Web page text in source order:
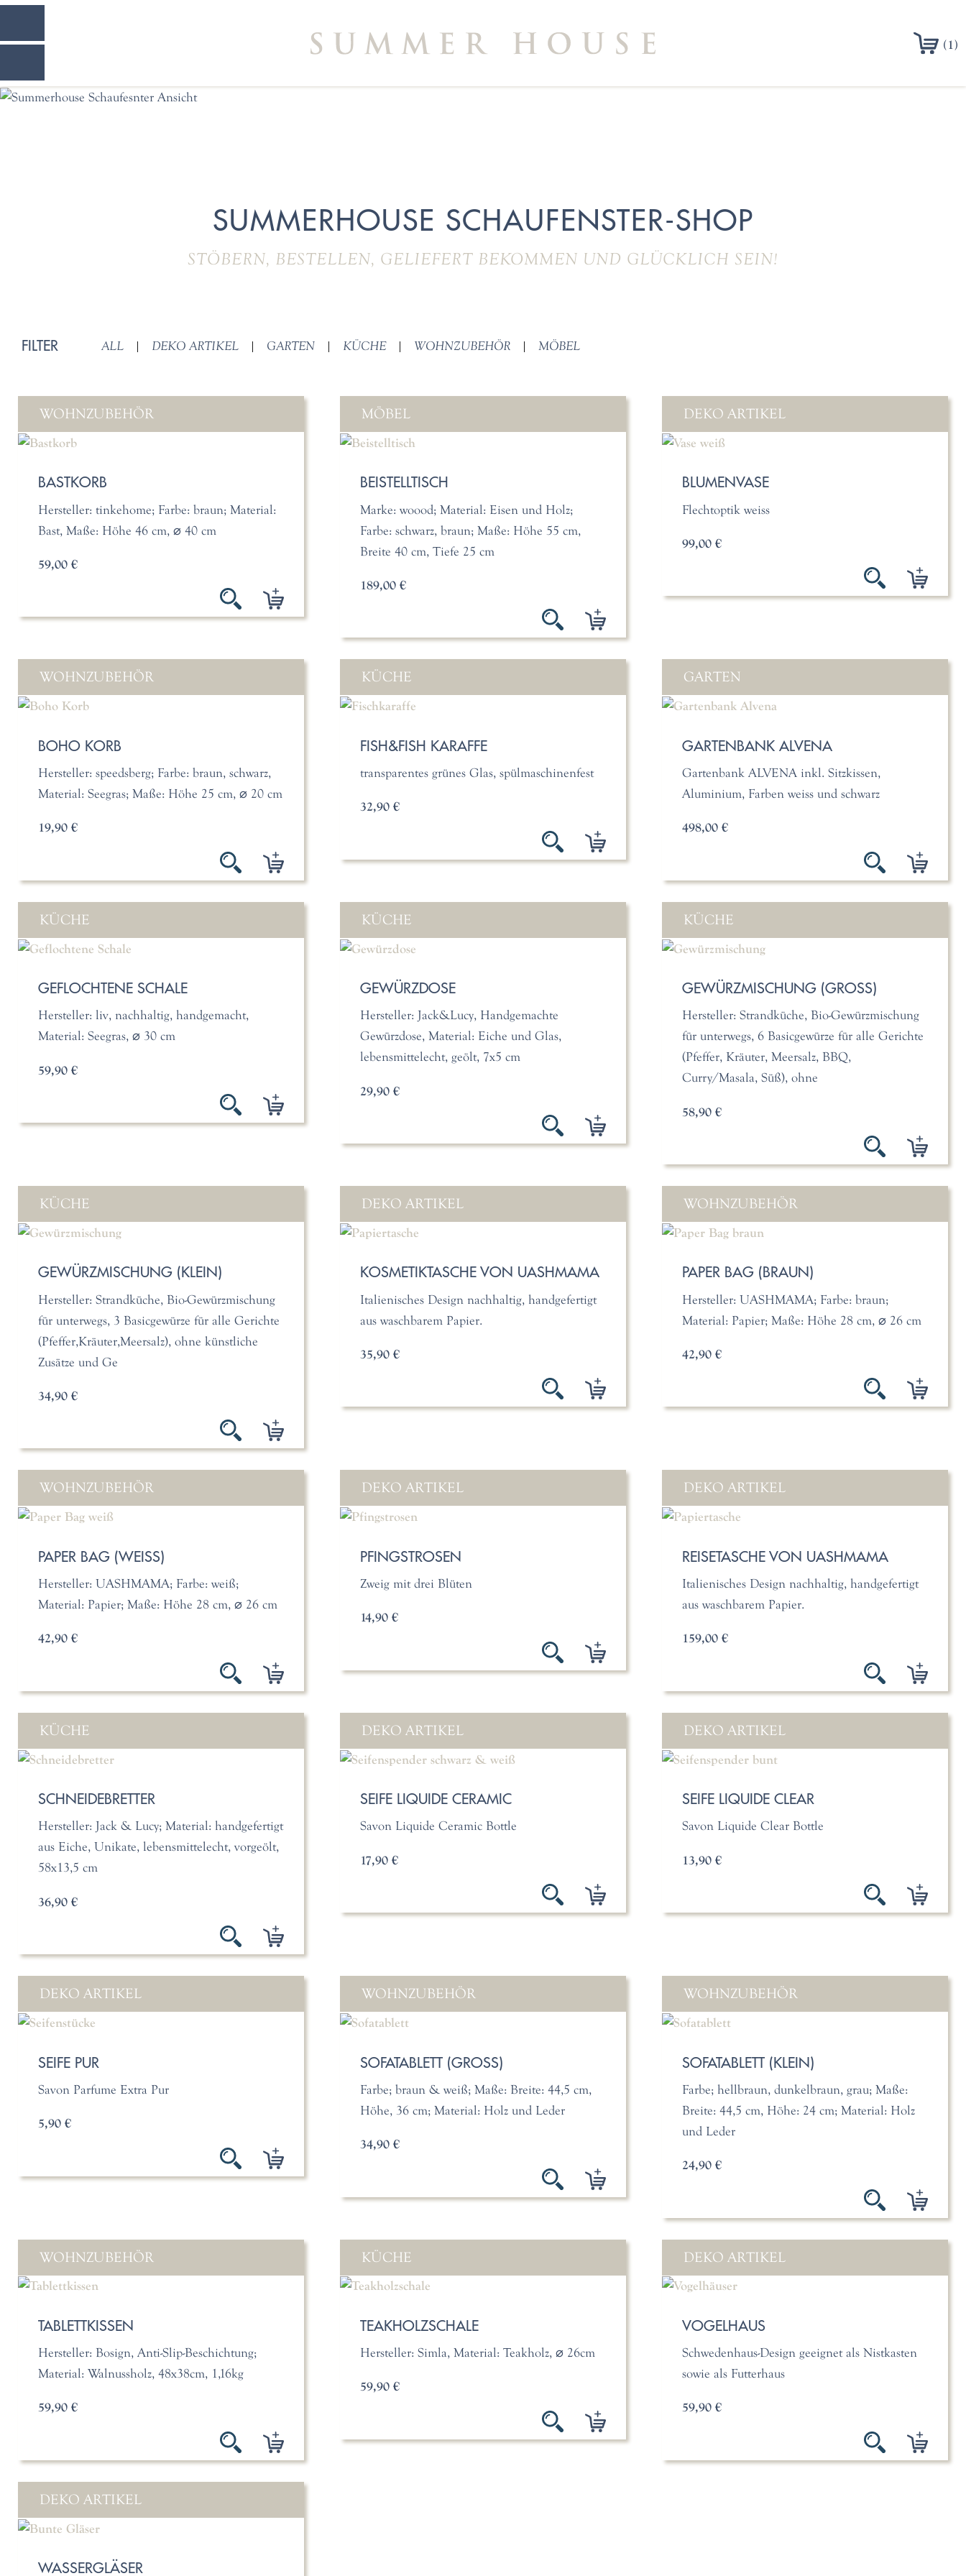
(1)
SUMMERHOUSE SCHAUFENSTER-SHOP
STÖBERN, BESTELLEN, GELIEFERT BEKOMMEN UND GLÜCKLICH SEIN!
FILTER ALL | DEKO ARTIKEL | GARTEN | KÜCHE | WOHNZUBEHÖR | MÖBEL
WOHNZUBEHÖR
BASTKORB
Hersteller: tinkehome; Farbe: braun; Material:
Bast, Maße: Höhe 46 cm, ⌀ 40 cm
59,00 €
MÖBEL
BEISTELLTISCH
Marke: woood; Material: Eisen und Holz;
Farbe: schwarz, braun; Maße: Höhe 55 cm,
Breite 40 cm, Tiefe 25 cm
189,00 €
DEKO ARTIKEL
BLUMENVASE
Flechtoptik weiss
99,00 €
WOHNZUBEHÖR
BOHO KORB
Hersteller: speedsberg; Farbe: braun, schwarz,
Material: Seegras; Maße: Höhe 25 cm, ⌀ 20 cm
19,90 €
KÜCHE
FISH&FISH KARAFFE
transparentes grünes Glas, spülmaschinenfest
32,90 €
GARTEN
GARTENBANK ALVENA
Gartenbank ALVENA inkl. Sitzkissen,
Aluminium, Farben weiss und schwarz
498,00 €
KÜCHE
GEFLOCHTENE SCHALE
Hersteller: liv, nachhaltig, handgemacht,
Material: Seegras, ⌀ 30 cm
59,90 €
KÜCHE
GEWÜRZDOSE
Hersteller: Jack&Lucy, Handgemachte
Gewürzdose, Material: Eiche und Glas,
lebensmittelecht, geölt, 7x5 cm
29,90 €
KÜCHE
GEWÜRZMISCHUNG (GROSS)
Hersteller: Strandküche, Bio-Gewürzmischung
für unterwegs, 6 Basicgewürze für alle Gerichte
(Pfeffer, Kräuter, Meersalz, BBQ,
Curry/Masala, Süß), ohne
58,90 €
KÜCHE
GEWÜRZMISCHUNG (KLEIN)
Hersteller: Strandküche, Bio-Gewürzmischung
für unterwegs, 3 Basicgewürze für alle Gerichte
(Pfeffer,Kräuter,Meersalz), ohne künstliche
Zusätze und Ge
34,90 €
DEKO ARTIKEL
KOSMETIKTASCHE VON UASHMAMA
Italienisches Design nachhaltig, handgefertigt
aus waschbarem Papier.
35,90 €
WOHNZUBEHÖR
PAPER BAG (BRAUN)
Hersteller: UASHMAMA; Farbe: braun;
Material: Papier; Maße: Höhe 28 cm, ⌀ 26 cm
42,90 €
WOHNZUBEHÖR
PAPER BAG (WEISS)
Hersteller: UASHMAMA; Farbe: weiß;
Material: Papier; Maße: Höhe 28 cm, ⌀ 26 cm
42,90 €
DEKO ARTIKEL
PFINGSTROSEN
Zweig mit drei Blüten
14,90 €
DEKO ARTIKEL
REISETASCHE VON UASHMAMA
Italienisches Design nachhaltig, handgefertigt
aus waschbarem Papier.
159,00 €
KÜCHE
SCHNEIDEBRETTER
Hersteller: Jack & Lucy; Material: handgefertigt
aus Eiche, Unikate, lebensmittelecht, vorgeölt,
58x13,5 cm
36,90 €
DEKO ARTIKEL
SEIFE LIQUIDE CERAMIC
Savon Liquide Ceramic Bottle
17,90 €
DEKO ARTIKEL
SEIFE LIQUIDE CLEAR
Savon Liquide Clear Bottle
13,90 €
DEKO ARTIKEL
SEIFE PUR
Savon Parfume Extra Pur
5,90 €
WOHNZUBEHÖR
SOFATABLETT (GROSS)
Farbe; braun & weiß; Maße: Breite: 44,5 cm,
Höhe, 36 cm; Material: Holz und Leder
34,90 €
WOHNZUBEHÖR
SOFATABLETT (KLEIN)
Farbe; hellbraun, dunkelbraun, grau; Maße:
Breite: 44,5 cm, Höhe: 24 cm; Material: Holz
und Leder
24,90 €
WOHNZUBEHÖR
TABLETTKISSEN
Hersteller: Bosign, Anti-Slip-Beschichtung;
Material: Walnussholz, 48x38cm, 1,16kg
59,90 €
KÜCHE
TEAKHOLZSCHALE
Hersteller: Simla, Material: Teakholz, ⌀ 26cm
59,90 €
DEKO ARTIKEL
VOGELHAUS
Schwedenhaus-Design geeignet als Nistkasten
sowie als Futterhaus
59,90 €
DEKO ARTIKEL
WASSERGLÄSER